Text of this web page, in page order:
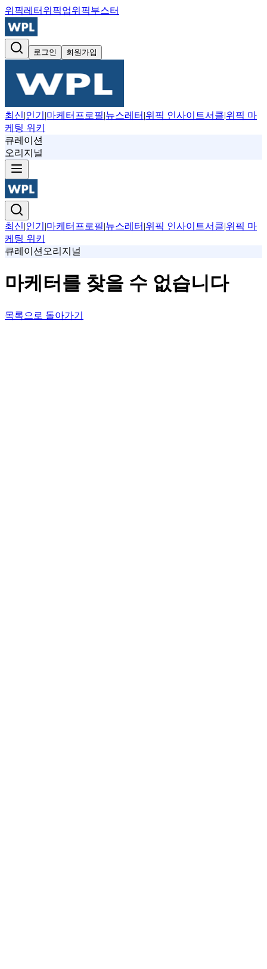
위픽레터 위픽업위픽부스터
로그인 회원가입
최신|인기 |마케터프로필|뉴스레터 |위픽 인사이트서클|위픽 마
케팅 위키
큐레이션
오리지널
최신|인기 |마케터프로필|뉴스레터 |위픽 인사이트서클|위픽 마
케팅 위키
큐레이션 오리지널
마케터를 찾을 수 없습니다
목록으로 돌아가기